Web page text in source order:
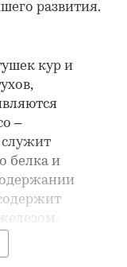
развития.
кур и
–
служит
белка и